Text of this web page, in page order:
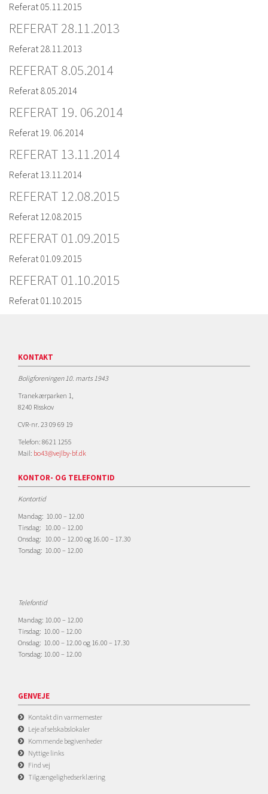
Referat 05.11.2015
REFERAT 28.11.2013
Referat 28.11.2013
REFERAT 8.05.2014
Referat 8.05.2014
REFERAT 19. 06.2014
Referat 19. 06.2014
REFERAT 13.11.2014
Referat 13.11.2014
REFERAT 12.08.2015
Referat 12.08.2015
REFERAT 01.09.2015
Referat 01.09.2015
REFERAT 01.10.2015
Referat 01.10.2015
KONTAKT
Boligforeningen 10. marts 1943
Tranekærparken 1,
8240 Risskov
CVR-nr. 23 09 69 19
Telefon: 8621 1255
Mail: bo43@vejlby-bf.dk
KONTOR- OG TELEFONTID
Kontortid
Mandag: 10.00 – 12.00
Tirsdag: 10.00 – 12.00
Onsdag: 10.00 – 12.00 og 16.00 – 17.30
Torsdag: 10.00 – 12.00
Telefontid
Mandag: 10.00 – 12.00
Tirsdag: 10.00 – 12.00
Onsdag: 10.00 – 12.00 og 16.00 – 17.30
Torsdag: 10.00 – 12.00
GENVEJE
Kontakt din varmemester
Leje af selskabslokaler
Kommende begivenheder
Nyttige links
Find vej
Tilgængelighedserklæring